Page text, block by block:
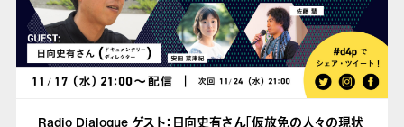
Radio Dialogue ゲスト：日向史有さん「仮放免の人々の現状